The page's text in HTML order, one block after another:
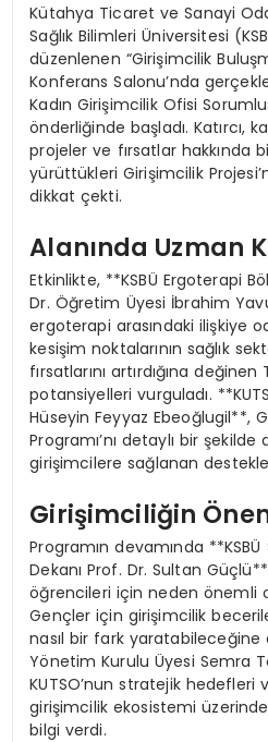
Kütahya Ticaret ve Sanayi
Sağlık Bilimleri Üniversitesi
düzenlenen “Girişimcilik
Konferans Salonu’nda
Kadın Girişimcilik Ofisi
önderliğinde başladı. Katırcı,
projeler ve fırsatlar hakkında
yürüttükleri Girişimcilik
dikkat çekti.
Alanında Uzman
Etkinlikte, **KSBÜ Ergoterapi
Dr. Öğretim Üyesi İbrahim
ergoterapi arasındaki ilişkiye
kesişim noktalarının sağlık
fırsatlarını artırdığına
potansiyelleri vurguladı.
Hüseyin Feyyaz Ebeoğlugil**,
Programı’nı detaylı bir
girişimcilere sağlanan
Girişimciliğin
Programın devamında **KSBÜ
Dekanı Prof. Dr. Sultan
öğrencileri için neden önemli
Gençler için girişimcilik
nasıl bir fark yaratabileceğine
Yönetim Kurulu Üyesi Semra
KUTSO’nun stratejik hedefleri
girişimcilik ekosistemi
bilgi verdi.